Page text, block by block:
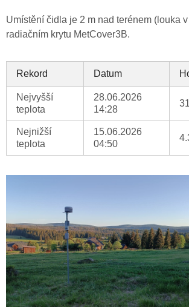
Umístění čidla je 2 m nad terénem (louka
radiačním krytu MetCover3B.
Rekord Datum
Nejvyšší
teplota
28.06.2026
14:28
Nejnižší
teplota
15.06.2026
04:50